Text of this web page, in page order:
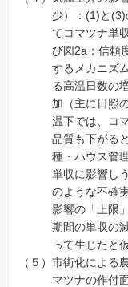
少）：(1)と
てコマツナ単
び図2a；信頼
するメカニズ
る高温日数の
加（主に日照
温下では、コ
品質も下がる
種・ハウス管
単収に影響し
のような不確
影響の「上限
期間の単収の
って生じたと
（５） 市街化による
マツナの作付